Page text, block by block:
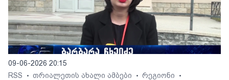
09-06-2026 20:15
RSS
• თრიალეთის ახალი ამბები • რეგიონი •